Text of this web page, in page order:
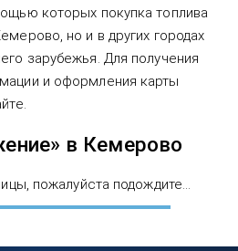
которых покупка топлива
но и в других городах
зарубежья. Для получения
и оформления карты
в Кемерово
пожалуйста подождите...